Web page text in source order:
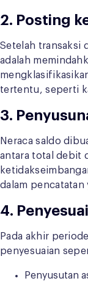
2. Posting
Setelah transaksi
adalah
tertentu, seperti
3.
Neraca saldo
antara total debit
dalam
4.
Pada akhir
penyesuaian
Penyusutan